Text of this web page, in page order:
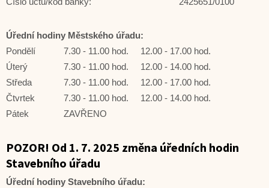
Úřední hodiny Městského úřadu:
Pondělí
7.30 - 11.00 hod.
12.00 - 17.00 hod.
Úterý
7.30 - 11.00 hod.
12.00 - 14.00 hod.
Středa
7.30 - 11.00 hod.
12.00 - 17.00 hod.
Čtvrtek
7.30 - 11.00 hod.
12.00 - 14.00 hod.
Pátek
ZAVŘENO
POZOR! Od 1. 7. 2025 změna úředních hodin
Stavebního úřadu
Úřední hodiny Stavebního úřadu: